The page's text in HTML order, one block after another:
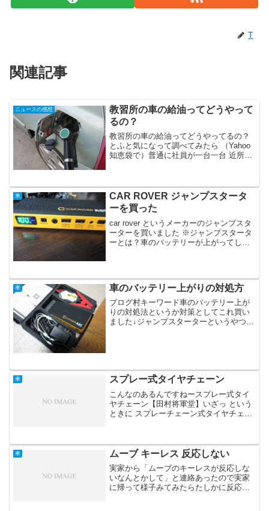
T
関連記事
ニュースの感想
教習所の車の給油ってどうやって
るの？
教習所の車の給油ってどうやってるの？
とふと気になって調べてみたら （Yahoo
知恵袋で）普通に社員が一台一台 近所の
っかいタンクロ...
車
CAR ROVER ジャンプスタータ
ーを買った
car rover というメーカーのジャンプスタ
ーターを買いました ※ジャンプスタータ
ーとは？車のバッテリーが上がってしま
テムです。...
車 車のバッテリー上がりの対処方
ブログ村キーワード車のバッテリー上が
りの対処法というか対策としてこれ買い
ました↓ジャンプスターターというやつ。
車 スプレー式タイヤチェーン
こんなのあるんですねースプレー式タイ
ヤチェーン【田村将軍堂】いざっ という
ときに スプレーチェーン式タイヤチェー
用に一本買っておこう...
車 ムーブ キーレス 反応しない
実家から「ムーブのキーレスが反応しな
いなんとかして」と連絡あったので実家
に帰って様子みてみたらたしかに反応し